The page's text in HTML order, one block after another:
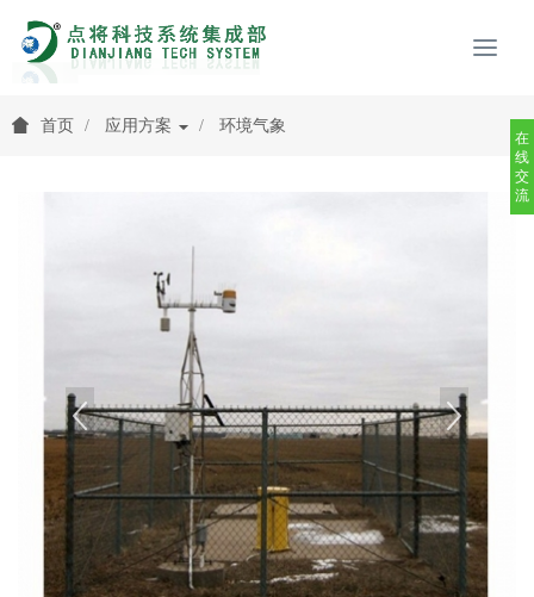
首页 应用方案 环境气象
在
线
交
流